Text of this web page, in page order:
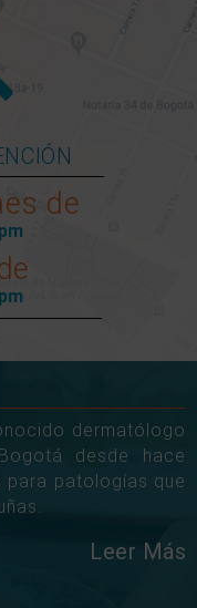
de
dermatólogo
desde hace
patologías que
Leer Más